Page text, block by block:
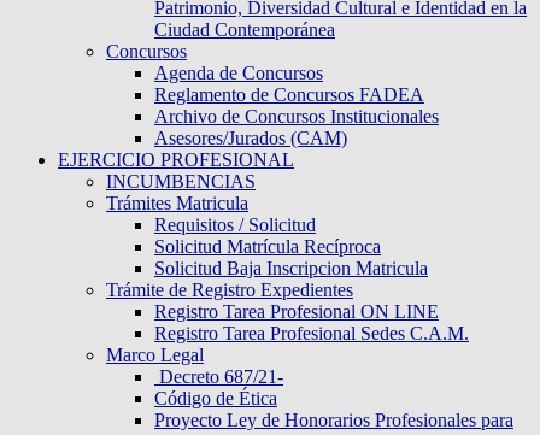
Patrimonio, Diversidad Cultural e Identidad en la
Ciudad Contemporánea
Concursos
Agenda de Concursos
Reglamento de Concursos FADEA
Archivo de Concursos Institucionales
Asesores/Jurados (CAM)
EJERCICIO PROFESIONAL
INCUMBENCIAS
Trámites Matricula
Requisitos / Solicitud
Solicitud Matrícula Recíproca
Solicitud Baja Inscripcion Matricula
Trámite de Registro Expedientes
Registro Tarea Profesional ON LINE
Registro Tarea Profesional Sedes C.A.M.
Marco Legal
Decreto 687/21-
Código de Ética
Proyecto Ley de Honorarios Profesionales para